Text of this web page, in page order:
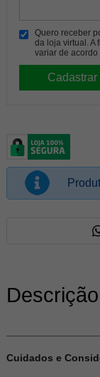
Quero receber
da loja virtual. A
variar de acordo
Cuidados e